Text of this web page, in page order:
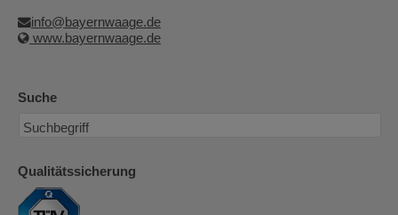
info@bayernwaage.de
www.bayernwaage.de
Suche
Qualitätssicherung